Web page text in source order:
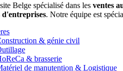
Belge spécialisé dans les ventes
d'entreprises. Notre équipe est
& génie civil
& brasserie
de manutention & Logistique